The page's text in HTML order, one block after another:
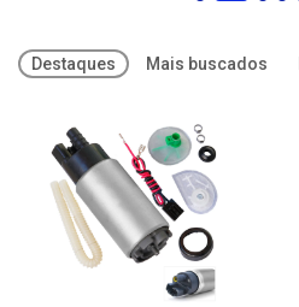
Destaques Mais buscados